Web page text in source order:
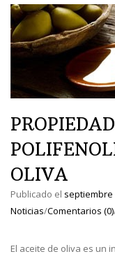
OLIVA
Publicado el septiembre
Noticias/Comentarios (0)
El aceite de oliva es un